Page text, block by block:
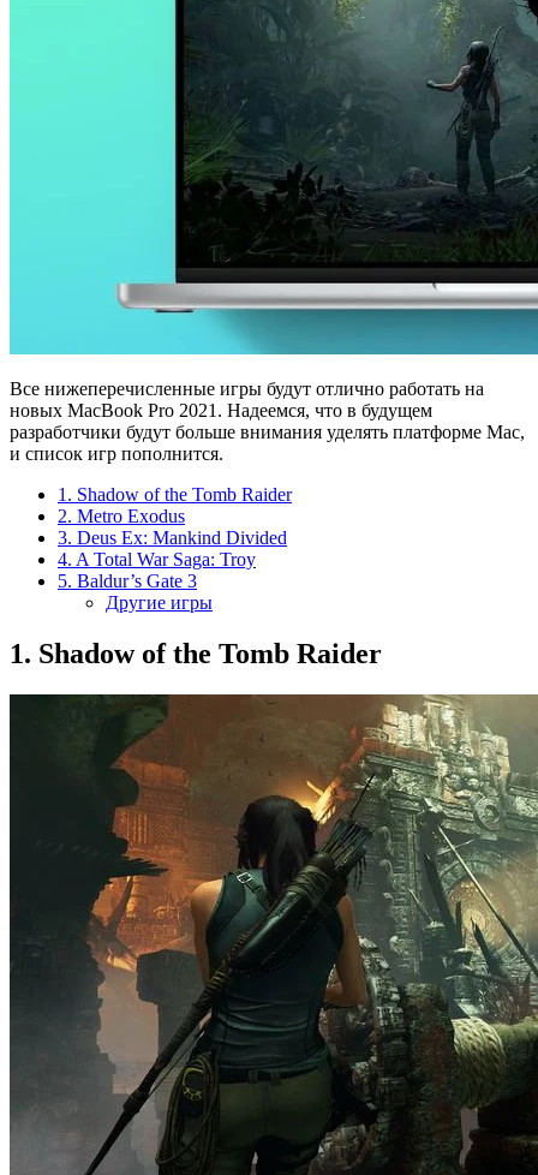
Все нижеперечисленные игры будут отлично работать на
новых MacBook Pro 2021. Надеемся, что в будущем
разработчики будут больше внимания уделять платформе Mac,
и список игр пополнится.
1. Shadow of the Tomb Raider
2. Metro Exodus
3. Deus Ex: Mankind Divided
4. A Total War Saga: Troy
5. Baldur’s Gate 3
Другие игры
1. Shadow of the Tomb Raider